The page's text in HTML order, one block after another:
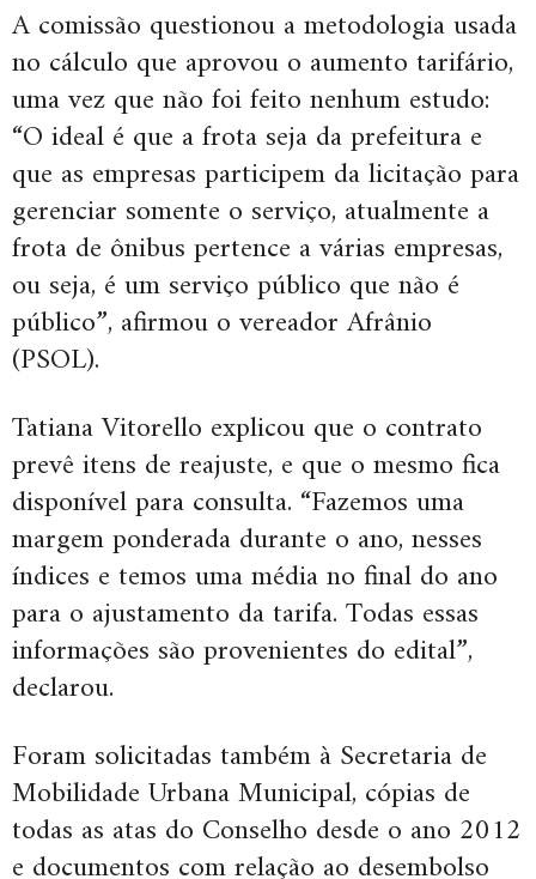
A comissão questionou a metodologia usada
no cálculo que aprovou o aumento tarifário,
uma vez que não foi feito nenhum estudo:
“O ideal é que a frota seja da prefeitura e
que as empresas participem da licitação para
gerenciar somente o serviço, atualmente a
frota de ônibus pertence a várias empresas,
ou seja, é um serviço público que não é
público”, afirmou o vereador Afrânio
(PSOL).
Tatiana Vitorello explicou que o contrato
prevê itens de reajuste, e que o mesmo fica
disponível para consulta. “Fazemos uma
margem ponderada durante o ano, nesses
índices e temos uma média no final do ano
para o ajustamento da tarifa. Todas essas
informações são provenientes do edital”,
declarou.
Foram solicitadas também à Secretaria de
Mobilidade Urbana Municipal, cópias de
todas as atas do Conselho desde o ano 2012
e documentos com relação ao desembolso